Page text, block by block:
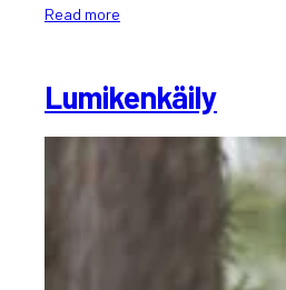
Read more
Lumikenkäily